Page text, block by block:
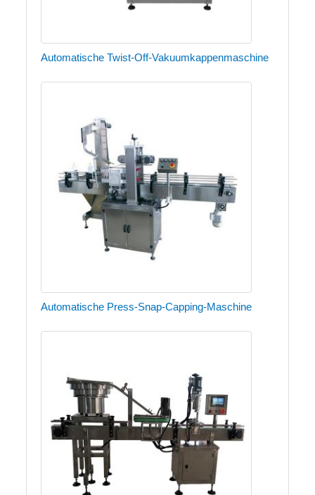
Automatische Twist-Off-Vakuumkappenmaschine
Automatische Press-Snap-Capping-Maschine